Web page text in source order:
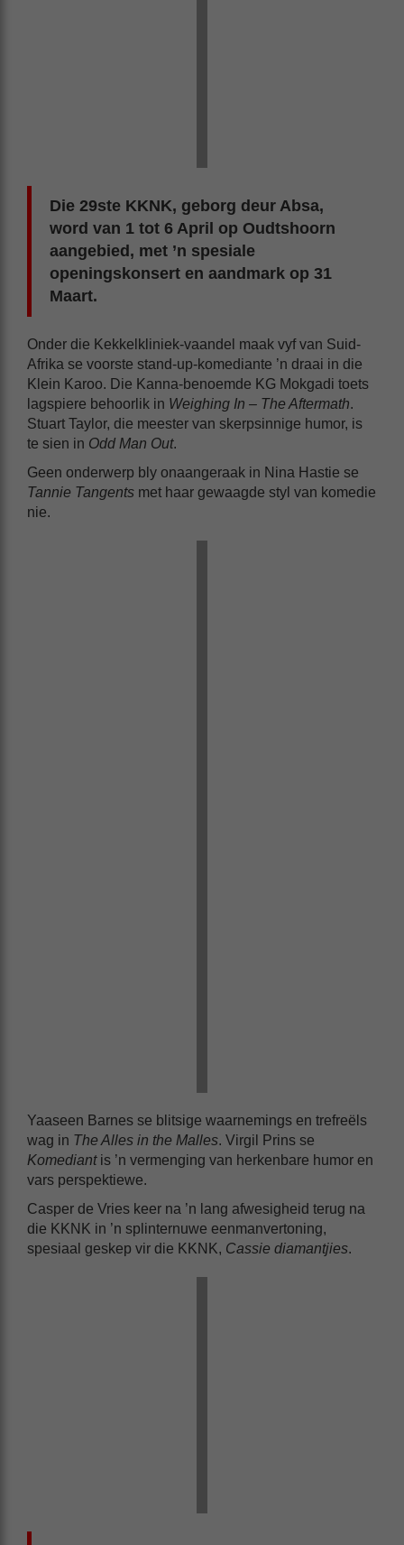
Die 29ste KKNK, geborg deur Absa,
word van 1 tot 6 April op Oudtshoorn
aangebied, met ’n spesiale
openingskonsert en aandmark op 31
Maart.
Onder die Kekkelkliniek-vaandel maak vyf van Suid-
Afrika se voorste stand-up-komediante ’n draai in die
Klein Karoo. Die Kanna-benoemde KG Mokgadi toets
lagspiere behoorlik in Weighing In – The Aftermath.
Stuart Taylor, die meester van skerpsinnige humor, is
te sien in Odd Man Out.
Geen onderwerp bly onaangeraak in Nina Hastie se
Tannie Tangents met haar gewaagde styl van komedie
nie.
Yaaseen Barnes se blitsige waarnemings en trefreëls
wag in The Alles in the Malles. Virgil Prins se
Komediant is ’n vermenging van herkenbare humor en
vars perspektiewe.
Casper de Vries keer na ’n lang afwesigheid terug na
die KKNK in ’n splinternuwe eenmanvertoning,
spesiaal geskep vir die KKNK, Cassie diamantjies.